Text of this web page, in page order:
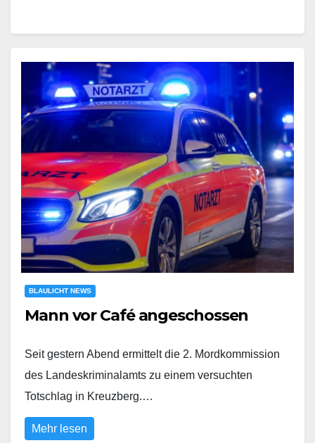
BLAULICHT NEWS
Mann vor Café angeschossen
Seit gestern Abend ermittelt die 2. Mordkommission
des Landeskriminalamts zu einem versuchten
Totschlag in Kreuzberg.…
Mehr lesen